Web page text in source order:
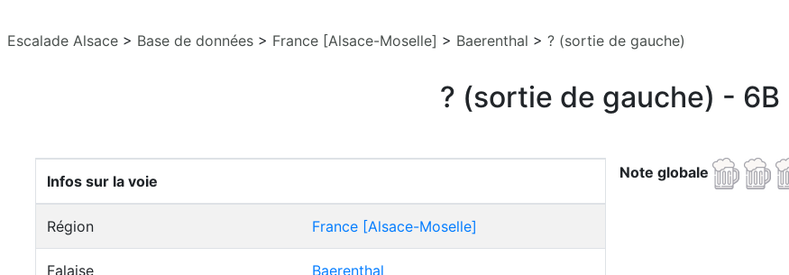
Escalade Alsace > Base de données > France [Alsace-Moselle] > Baerenthal > ? (sortie de gauche)
? (sortie de gauche) - 6B
Infos sur la voie
Région France [Alsace-Moselle]
Falaise Baerenthal
Note globale